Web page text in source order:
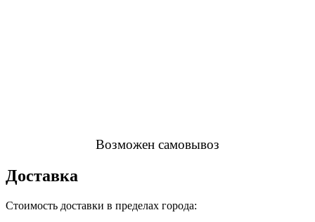
Возможен самовывоз
Доставка
Стоимость доставки в пределах города: